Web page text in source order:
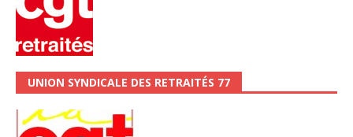
UNION SYNDICALE DES RETRAITÉS 77